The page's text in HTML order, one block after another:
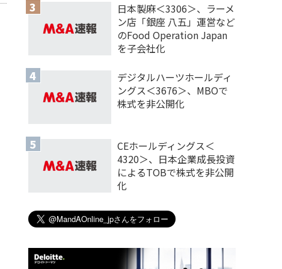
日本製麻＜3306＞、ラーメ
ン店「銀座 八五」運営など
のFood Operation Japan
を子会社化
デジタルハーツホールディ
ングス＜3676＞、MBOで
株式を非公開化
CEホールディングス＜
4320＞、日本企業成長投資
によるTOBで株式を非公開
化